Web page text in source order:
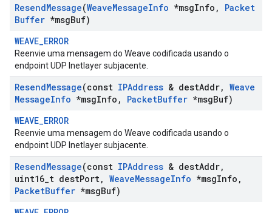
ResendMessage(WeaveMessageInfo *msgInfo ,
Packet
Buffer *msgBuf)
WEAVE_ERROR
Reenvie uma mensagem do Weave codificada usando o
endpoint UDP Inetlayer subjacente.
ResendMessage(const IPAddress & destAddr, Weave
MessageInfo *msgInfo , PacketBuffer *msgBuf)
WEAVE_ERROR
Reenvie uma mensagem do Weave codificada usando o
endpoint UDP Inetlayer subjacente.
ResendMessage(const IPAddress & destAddr,
uint16 t destPort, WeaveMessageInfo *msgInfo ,
PacketBuffer *msgBuf)